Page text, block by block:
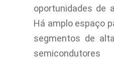
oportunidades de
Há amplo espaço
segmentos de